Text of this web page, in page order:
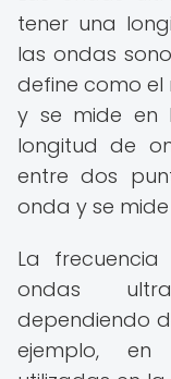
tener una
las ondas
define como
y se mide en
longitud de
entre dos
onda y se
La
ondas
dependiendo
ejemplo, en